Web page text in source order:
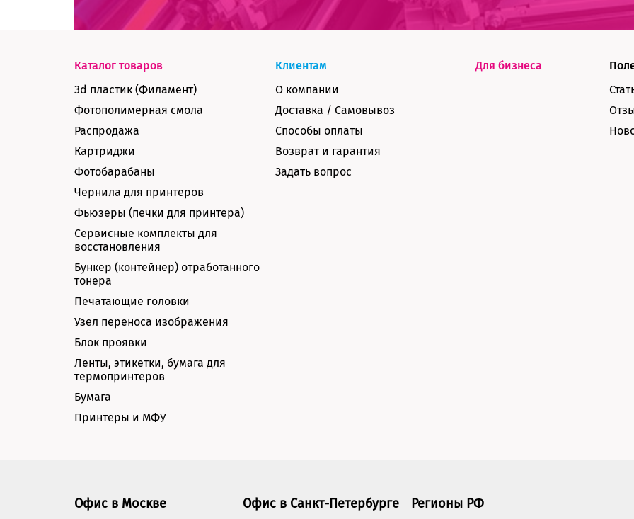
Каталог товаров
3d пластик (Филамент)
Фотополимерная смола
Распродажа
Картриджи
Фотобарабаны
Чернила для принтеров
Фьюзеры (печки для принтера)
Сервисные комплекты для
восстановления
Бункер (контейнер) отработанного
тонера
Печатающие головки
Узел переноса изображения
Блок проявки
Ленты, этикетки, бумага для
термопринтеров
Бумага
Принтеры и МФУ
Клиентам
О компании
Доставка / Самовывоз
Способы оплаты
Возврат и гарантия
Задать вопрос
Для бизнеса
Офис в Москве Офис в Санкт-Петербурге Регионы РФ